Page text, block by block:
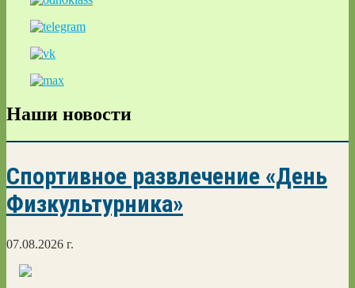
Наши новости
Спортивное развлечение «День
Физкультурника»
07.08.2026 г.